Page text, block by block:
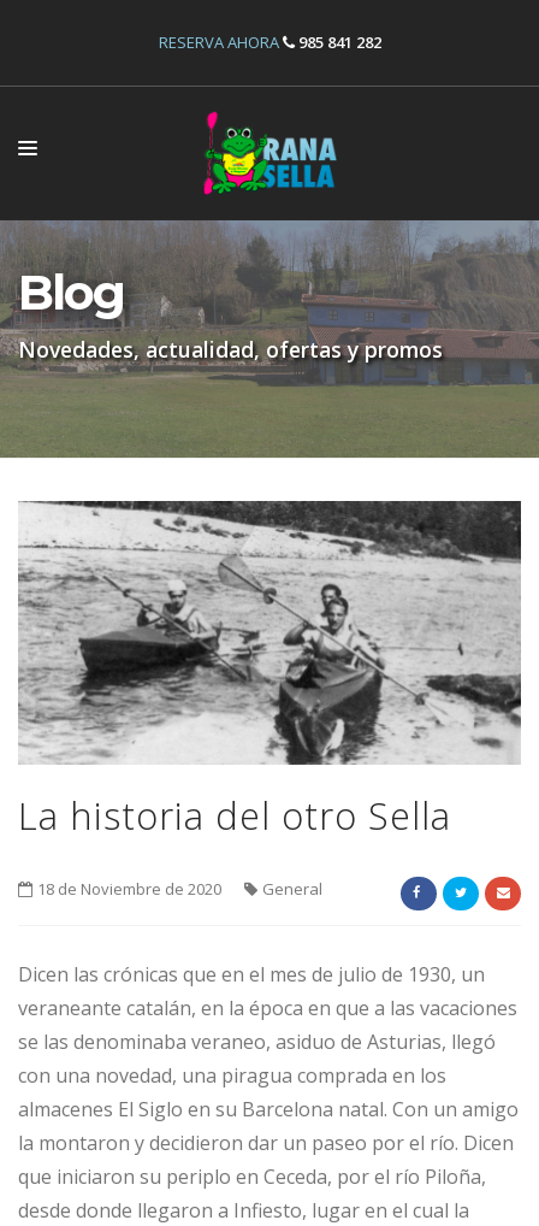
RESERVA AHORA 985 841 282
INICIO
ACTIVIDADES
INSTALACIONES
OFERTAS
RESERVAS
NOSOTROS
CONTÁCTANOS
Blog
Novedades, actualidad, ofertas y promos
La historia del otro Sella
18 de Noviembre de 2020 General
Dicen las crónicas que en el mes de julio de 1930, un
veraneante catalán, en la época en que a las vacaciones
se las denominaba veraneo, asiduo de Asturias, llegó
con una novedad, una piragua comprada en los
almacenes El Siglo en su Barcelona natal. Con un amigo
la montaron y decidieron dar un paseo por el río. Dicen
que iniciaron su periplo en Ceceda, por el río Piloña,
desde donde llegaron a Infiesto, lugar en el cual la